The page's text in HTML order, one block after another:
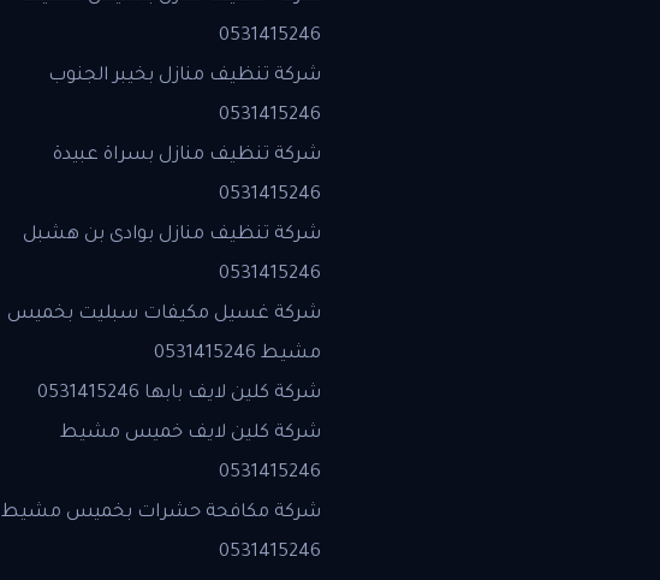
0531415246
شركة تنظيف منازل بخيبر الجنوب
0531415246
شركة تنظيف منازل بسراة عبيدة
0531415246
شركة تنظيف منازل بوادى بن هشبل
0531415246
شركة غسيل مكيفات سبليت بخميس
مشيط 0531415246
شركة كلين لايف بابها 0531415246
شركة كلين لايف خميس مشيط
0531415246
شركة مكافحة حشرات بخميس مشيط
0531415246